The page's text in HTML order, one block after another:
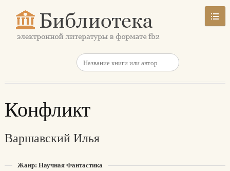
Конфликт
Варшавский Илья
Жанр: Научная Фантастика